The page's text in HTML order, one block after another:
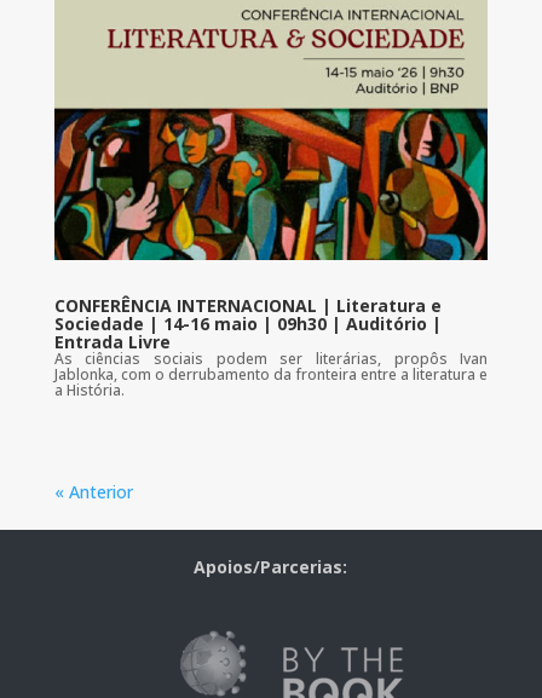
CONFERÊNCIA INTERNACIONAL | Literatura e
Sociedade | 14-16 maio | 09h30 | Auditório |
Entrada Livre
As ciências sociais podem ser literárias, propôs Ivan
Jablonka, com o derrubamento da fronteira entre a literatura e
a História.
« Anterior
Apoios/Parcerias: